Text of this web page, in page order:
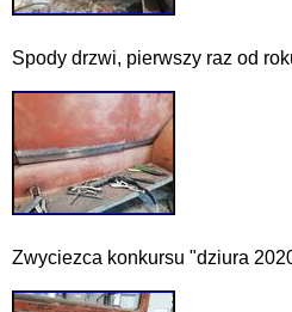
Spody drzwi, pierwszy raz od
Zwyciezca konkursu "dziura